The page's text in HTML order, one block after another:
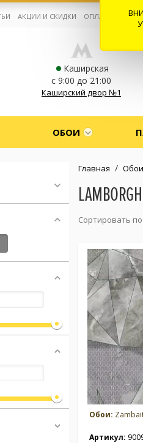
звонок
АКЦИИ И СКИДКИ ОПЛАТА И
Каширская
с 9:00 до 21:00
Каширский двор №1
ОБОИ
Главная / Обои
Сортировать по:
Обои:
Артикул: